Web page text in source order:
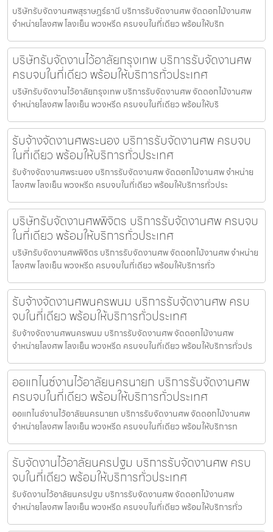
บริษัทรับจัดงานศพสุราษฎร์ธานี บริการรับจัดงานศพ จัดดอกไม้งานศพ
จำหน่ายโลงศพ โลงเย็น พวงหรีด ครบจบในที่เดียว พร้อมให้บริก
บริษัทรับจัดงานไว้อาลัยกรุงเทพ บริการรับจัดงานศพ
ครบจบในที่เดียว พร้อมให้บริการทั่วประเทศ
บริษัทรับจัดงานไว้อาลัยกรุงเทพ บริการรับจัดงานศพ จัดดอกไม้งานศพ
จำหน่ายโลงศพ โลงเย็น พวงหรีด ครบจบในที่เดียว พร้อมให้บริ
รับจ้างจัดงานศพระนอง บริการรับจัดงานศพ ครบจบ
ในที่เดียว พร้อมให้บริการทั่วประเทศ
รับจ้างจัดงานศพระนอง บริการรับจัดงานศพ จัดดอกไม้งานศพ จำหน่าย
โลงศพ โลงเย็น พวงหรีด ครบจบในที่เดียว พร้อมให้บริการทั่วประ
บริษัทรับจัดงานศพพิจิตร บริการรับจัดงานศพ ครบจบ
ในที่เดียว พร้อมให้บริการทั่วประเทศ
บริษัทรับจัดงานศพพิจิตร บริการรับจัดงานศพ จัดดอกไม้งานศพ จำหน่าย
โลงศพ โลงเย็น พวงหรีด ครบจบในที่เดียว พร้อมให้บริการทั่ว
รับจ้างจัดงานศพนครพนม บริการรับจัดงานศพ ครบ
จบในที่เดียว พร้อมให้บริการทั่วประเทศ
รับจ้างจัดงานศพนครพนม บริการรับจัดงานศพ จัดดอกไม้งานศพ
จำหน่ายโลงศพ โลงเย็น พวงหรีด ครบจบในที่เดียว พร้อมให้บริการทั่วปร
ออแกไนซ์งานไว้อาลัยนครนายก บริการรับจัดงานศพ
ครบจบในที่เดียว พร้อมให้บริการทั่วประเทศ
ออแกไนซ์งานไว้อาลัยนครนายก บริการรับจัดงานศพ จัดดอกไม้งานศพ
จำหน่ายโลงศพ โลงเย็น พวงหรีด ครบจบในที่เดียว พร้อมให้บริการท
รับจัดงานไว้อาลัยนครปฐม บริการรับจัดงานศพ ครบ
จบในที่เดียว พร้อมให้บริการทั่วประเทศ
รับจัดงานไว้อาลัยนครปฐม บริการรับจัดงานศพ จัดดอกไม้งานศพ
จำหน่ายโลงศพ โลงเย็น พวงหรีด ครบจบในที่เดียว พร้อมให้บริการทั่ว